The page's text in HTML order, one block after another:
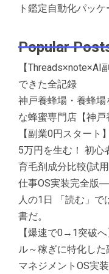
ト鑑定自動化パッケ
Popular
【
できた全記録
神戸養蜂場・養蜂
な蜂蜜専門店【神戸
【副業0円スタート
5万円を生む！ 初心
育毛剤成分比較(試
仕事OS実装完全版
人の1日 「読む」で
書だ。
【爆速で0→1突破
ル～稼ぎに特化し
マネジメントOS実